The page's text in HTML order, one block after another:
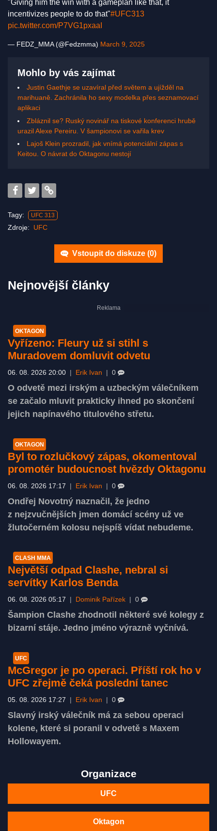
"Giving him the win with a gameplan like that, it
incentivizes people to do that"#UFC313
pic.twitter.com/P7VG1pxaaI
— FEDZ_MMA (@Fedzmma) March 9, 2025
Mohlo by vás zajímat
Justin Gaethje se uzavíral před světem a ujížděl na
marihuaně. Zachránila ho sexy modelka přes seznamovací
aplikaci
Zbláznil se? Ruský novinář na tiskové konferenci hrubě
urazil Alexe Pereiru. V šampionovi se vařila krev
Lajoš Klein prozradil, jak vnímá potenciální zápas s
Keitou. O návrat do Oktagonu nestojí
Tagy: UFC 313
Zdroje: UFC
Vstoupit do diskuze (0)
Nejnovější články
OKTAGON
Vyřízeno: Fleury už si stihl s
Muradovem domluvit odvetu
06. 08. 2026 20:00 Erik Ivan 0
O odvetě mezi irským a uzbeckým válečníkem
se začalo mluvit prakticky ihned po skončení
jejich napínavého titulového střetu.
OKTAGON
Byl to rozlučkový zápas, okomentoval
promotér budoucnost hvězdy Oktagonu
06. 08. 2026 17:17 Erik Ivan 0
Ondřej Novotný naznačil, že jedno
z nejzvučnějších jmen domácí scény už ve
žlutočerném kolosu nejspíš vídat nebudeme.
CLASH MMA
Největší odpad Clashe, nebral si
servítky Karlos Benda
06. 08. 2026 05:17 Dominik Pařízek 0
Šampion Clashe zhodnotil některé své kolegy z
bizarní stáje. Jedno jméno výrazně vyčnívá.
UFC
McGregor je po operaci. Příští rok ho v
UFC zřejmě čeká poslední tanec
05. 08. 2026 17:27 Erik Ivan 0
Slavný irský válečník má za sebou operaci
kolene, které si poranil v odvetě s Maxem
Hollowayem.
Organizace
UFC
Oktagon